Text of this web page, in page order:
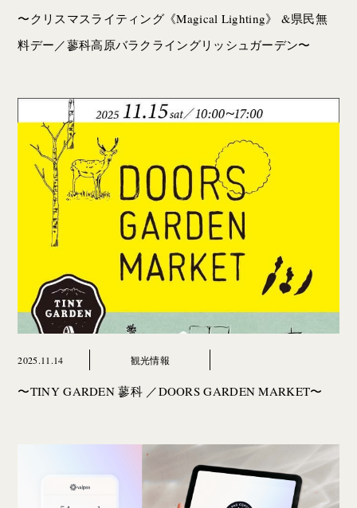
〜クリスマスライティング《Magical Lighting》 &県民無
料デー／蓼科高原バラクライングリッシュガーデン〜
2025.11.14 観光情報
〜TINY GARDEN 蓼科 ／DOORS GARDEN MARKET〜